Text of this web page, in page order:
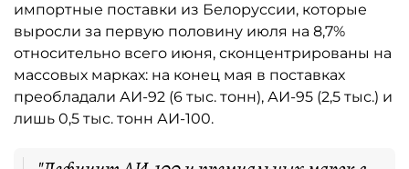
импортные поставки из Белоруссии, которые
выросли за первую половину июля на 8,7%
относительно всего июня, сконцентрированы на
массовых марках: на конец мая в поставках
преобладали АИ-92 (6 тыс. тонн), АИ-95 (2,5 тыс.) и
лишь 0,5 тыс. тонн АИ-100.